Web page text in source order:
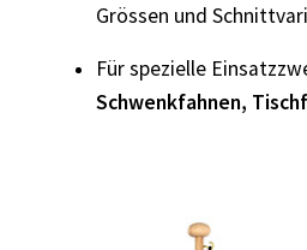
Grössen und
Für spezielle
Schwenkfahnen,